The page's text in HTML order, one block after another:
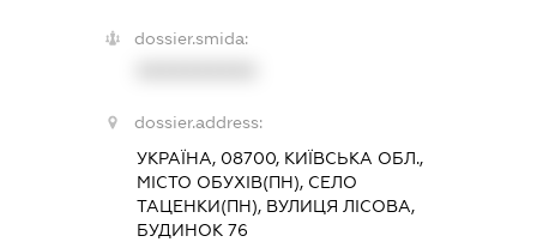
dossier.smida:
dossier.address:
УКРАЇНА, 08700, КИЇВСЬКА ОБЛ.,
МІСТО ОБУХІВ(ПН), СЕЛО
ТАЦЕНКИ(ПН), ВУЛИЦЯ ЛІСОВА,
БУДИНОК 76